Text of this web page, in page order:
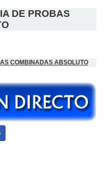
DE PROBAS
COMBINADAS ABSOLUTO